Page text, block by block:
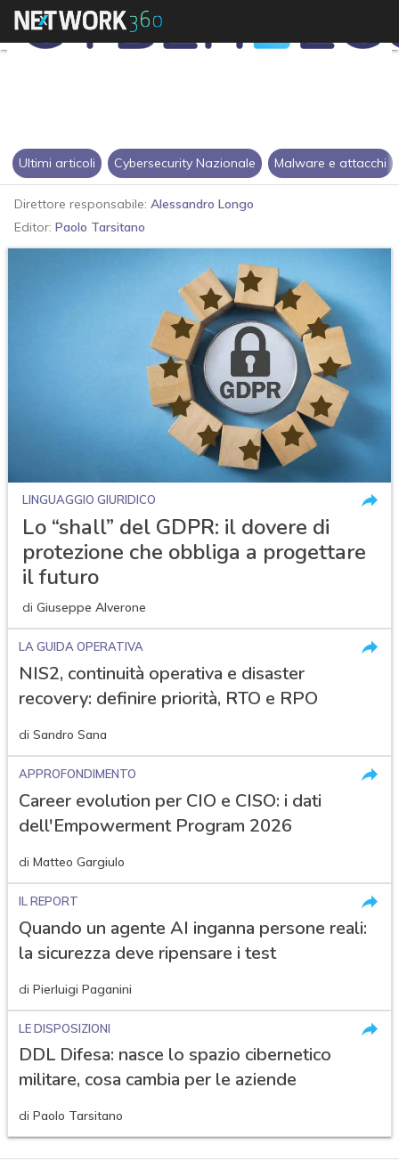
Ultimi articoli Cybersecurity Nazionale Malware e attacchi
Direttore responsabile: Alessandro Longo
Editor: Paolo Tarsitano
LINGUAGGIO GIURIDICO
Lo “shall” del GDPR: il dovere di
protezione che obbliga a progettare
il futuro
di Giuseppe Alverone
LA GUIDA OPERATIVA
NIS2, continuità operativa e disaster
recovery: definire priorità, RTO e RPO
di Sandro Sana
APPROFONDIMENTO
Career evolution per CIO e CISO: i dati
dell'Empowerment Program 2026
di Matteo Gargiulo
IL REPORT
Quando un agente AI inganna persone reali:
la sicurezza deve ripensare i test
di Pierluigi Paganini
LE DISPOSIZIONI
DDL Difesa: nasce lo spazio cibernetico
militare, cosa cambia per le aziende
di Paolo Tarsitano